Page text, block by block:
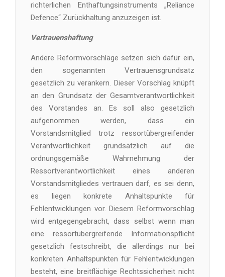
richterlichen Enthaftungsinstruments „Reliance
Defence“ Zurückhaltung anzuzeigen ist.
Vertrauenshaftung
Andere Reformvorschläge setzen sich dafür ein,
den sogenannten Vertrauensgrundsatz
gesetzlich zu verankern. Dieser Vorschlag knüpft
an den Grundsatz der Gesamtverantwortlichkeit
des Vorstandes an. Es soll also gesetzlich
aufgenommen werden, dass ein
Vorstandsmitglied trotz ressortübergreifender
Verantwortlichkeit grundsätzlich auf die
ordnungsgemäße Wahrnehmung der
Ressortverantwortlichkeit eines anderen
Vorstandsmitgliedes vertrauen darf, es sei denn,
es liegen konkrete Anhaltspunkte für
Fehlentwicklungen vor. Diesem Reformvorschlag
wird entgegengebracht, dass selbst wenn man
eine ressortübergreifende Informationspflicht
gesetzlich festschreibt, die allerdings nur bei
konkreten Anhaltspunkten für Fehlentwicklungen
besteht, eine breitflächige Rechtssicherheit nicht